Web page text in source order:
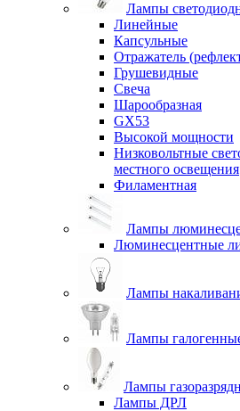
Лампы
Линейные
Капсульные
Отражатель
Грушевидные
Свеча
Шарообразная
GX53
Высокой мощности
Низковольтные
местного освещения
Филаментная
Лампы
Люминесцентные
Лампы
Лампы
Лампы
Лампы ДРЛ